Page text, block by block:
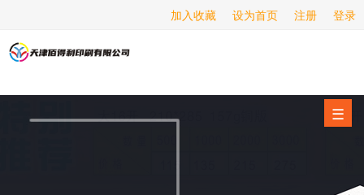
登录
注册
设为首页
加入收藏
☰
海报印刷
服务项目